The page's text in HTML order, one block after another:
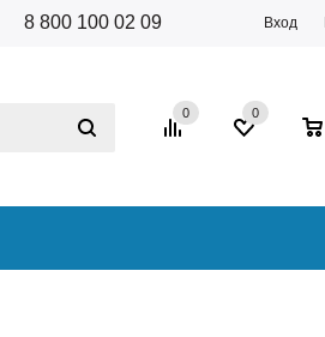
8 800 100 02 09 Вход
0 0